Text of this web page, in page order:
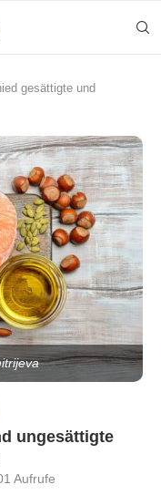
gesättigte und
ungesättigte
Aufrufe